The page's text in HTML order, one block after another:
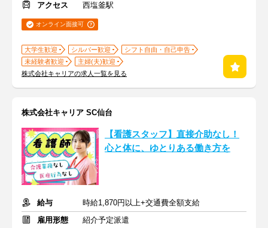
アクセス
西塩釜駅
オンライン面接可
大学生歓迎 シルバー歓迎
シフト自由・自己申告
未経験者歓迎
主婦(夫)歓迎
株式会社キャリアの求人一覧を見る
株式会社キャリア SC仙台
【看護スタッフ】直接介助なし！
心と体に、ゆとりある働き方を
給与
時給1,870円以上+交通費全額支給
雇用形態
紹介予定派遣